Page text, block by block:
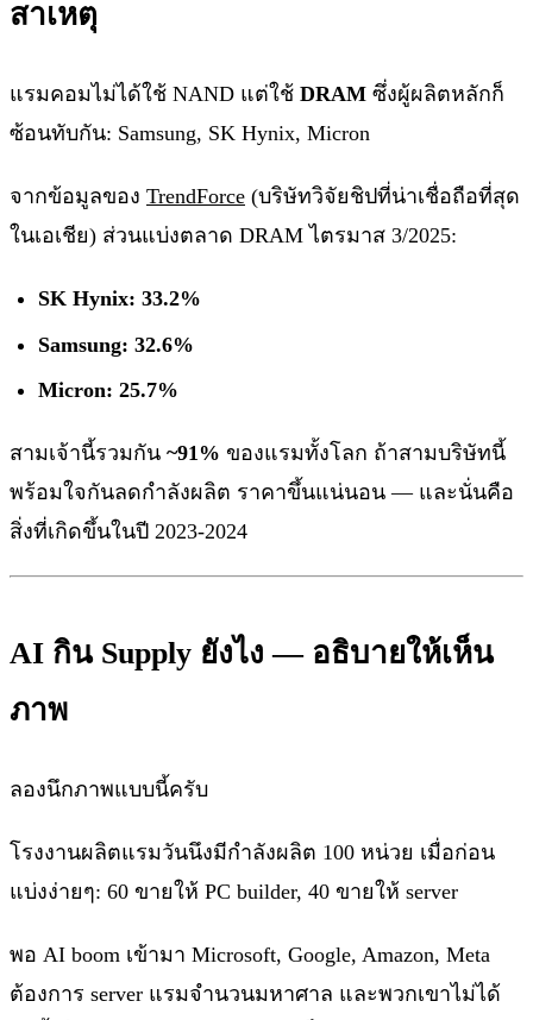
สาเหตุ
แรมคอมไม่ได้ใช้ NAND แต่ใช้ DRAM ซึ่งผู้ผลิตหลักก็
ซ้อนทับกัน: Samsung, SK Hynix, Micron
จากข้อมูลของ TrendForce (บริษัทวิจัยชิปที่น่าเชื่อถือที่สุด
ในเอเชีย) ส่วนแบ่งตลาด DRAM ไตรมาส 3/2025:
SK Hynix: 33.2%
Samsung: 32.6%
Micron: 25.7%
สามเจ้านี้รวมกัน ~91% ของแรมทั้งโลก ถ้าสามบริษัทนี้
พร้อมใจกันลดกำลังผลิต ราคาขึ้นแน่นอน — และนั่นคือ
สิ่งที่เกิดขึ้นในปี 2023-2024
AI กิน Supply ยังไง — อธิบายให้เห็น
ภาพ
ลองนึกภาพแบบนี้ครับ
โรงงานผลิตแรมวันนึงมีกำลังผลิต 100 หน่วย เมื่อก่อน
แบ่งง่ายๆ: 60 ขายให้ PC builder, 40 ขายให้ server
พอ AI boom เข้ามา Microsoft, Google, Amazon, Meta
ต้องการ server แรมจำนวนมหาศาล และพวกเขาไม่ได้